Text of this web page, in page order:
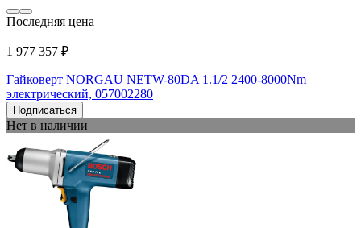
Последняя цена
1 977 357 ₽
Гайковерт NORGAU NETW-80DA 1.1/2 2400-8000Nm
электрический, 057002280
Подписаться
Нет в наличии